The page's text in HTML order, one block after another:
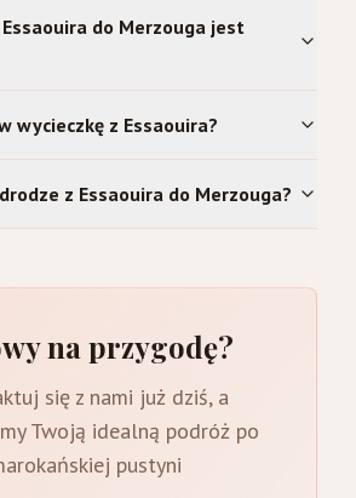
do Merzouga jest
wycieczkę z Essaouira?
z Essaouira do Merzouga?
na przygodę?
się z nami już dziś, a
Twoją idealną podróż po
pustyni